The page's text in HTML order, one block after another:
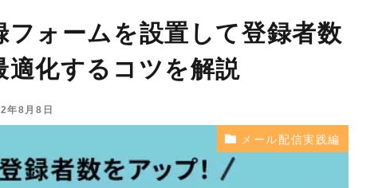
フォームを設置して登録者数
適化するコツを解説
年8月8日
メール配信実践編